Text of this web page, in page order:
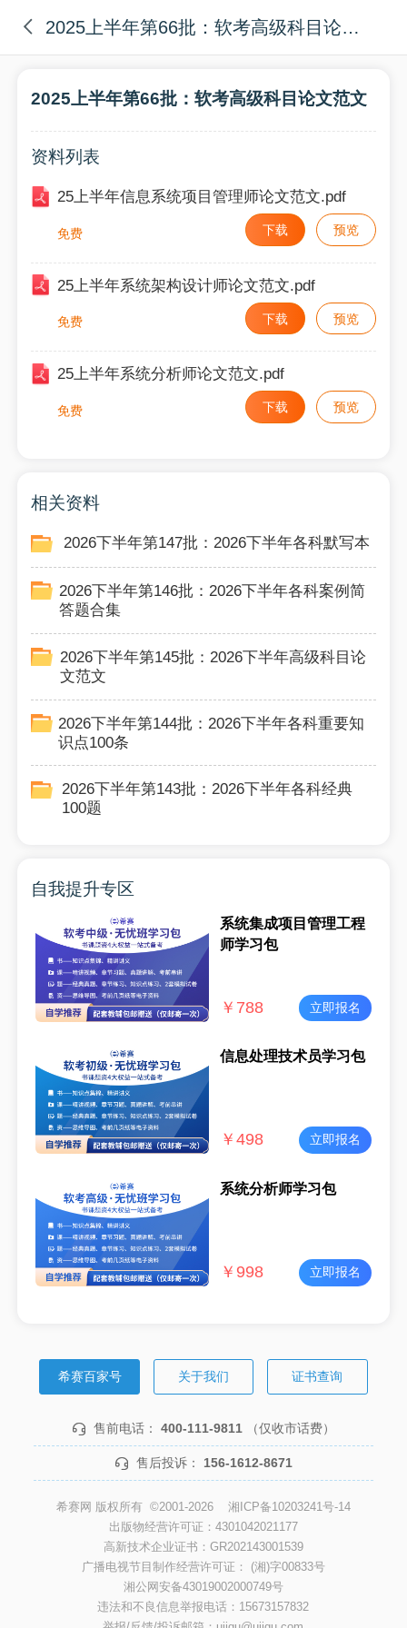
2025上半年第66批：软考高级科目论文范文
2025上半年第66批：软考高级科目论文范文
资料列表
25上半年信息系统项目管理师论文范文.pdf
免费 下载 预览
25上半年系统架构设计师论文范文.pdf
免费 下载 预览
25上半年系统分析师论文范文.pdf
免费 下载 预览
相关资料
2026下半年第147批：2026下半年各科默写本
2026下半年第146批：2026下半年各科案例简
答题合集
2026下半年第145批：2026下半年高级科目论
文范文
2026下半年第144批：2026下半年各科重要知
识点100条
2026下半年第143批：2026下半年各科经典
100题
自我提升专区
系统集成项目管理工程
师学习包
￥ 788 立即报名
信息处理技术员学习包
￥ 498 立即报名
系统分析师学习包
￥ 998 立即报名
希赛百家号 关于我们 证书查询
售前电话： 400-111-9811 （仅收市话费）
售后投诉： 156-1612-8671
希赛网 版权所有 ©2001-2026 湘ICP备10203241号-14
出版物经营许可证：4301042021177
高新技术企业证书：GR202143001539
广播电视节目制作经营许可证： (湘)字00833号
湘公网安备43019002000749号
违法和不良信息举报电话：15673157832